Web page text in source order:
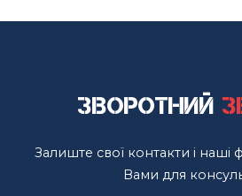
Зворотний
Залиште свої контакти і наші
Вами для